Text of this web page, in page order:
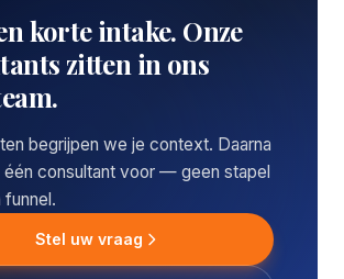
korte intake. Onze
zitten in ons
begrijpen we je context. Daarna
consultant voor — geen stapel
funnel.
Stel uw vraag